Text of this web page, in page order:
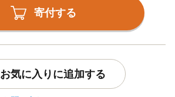
寄付する
お気に入りに追加する